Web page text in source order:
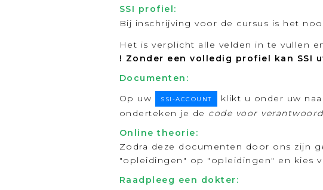
SSI profiel:
Bij inschrijving voor de cursus is het
Het is verplicht alle velden in te vullen
! Zonder een volledig profiel kan SSI
Documenten:
Op uw
SSI-ACCOUNT
klikt u onder uw
onderteken je de code voor
Online theorie:
Zodra deze documenten door ons zijn
"opleidingen" op "opleidingen" en kies
Raadpleeg een dokter: